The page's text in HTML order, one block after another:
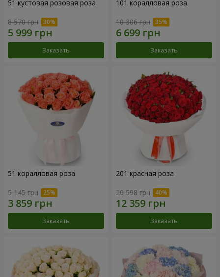
51 кустовая розовая роза
8 570 грн
Заказать
101 коралловая роза
10 306 грн
Заказать
51 коралловая роза
5 145 грн
Заказать
201 красная роза
20 598 грн
Заказать